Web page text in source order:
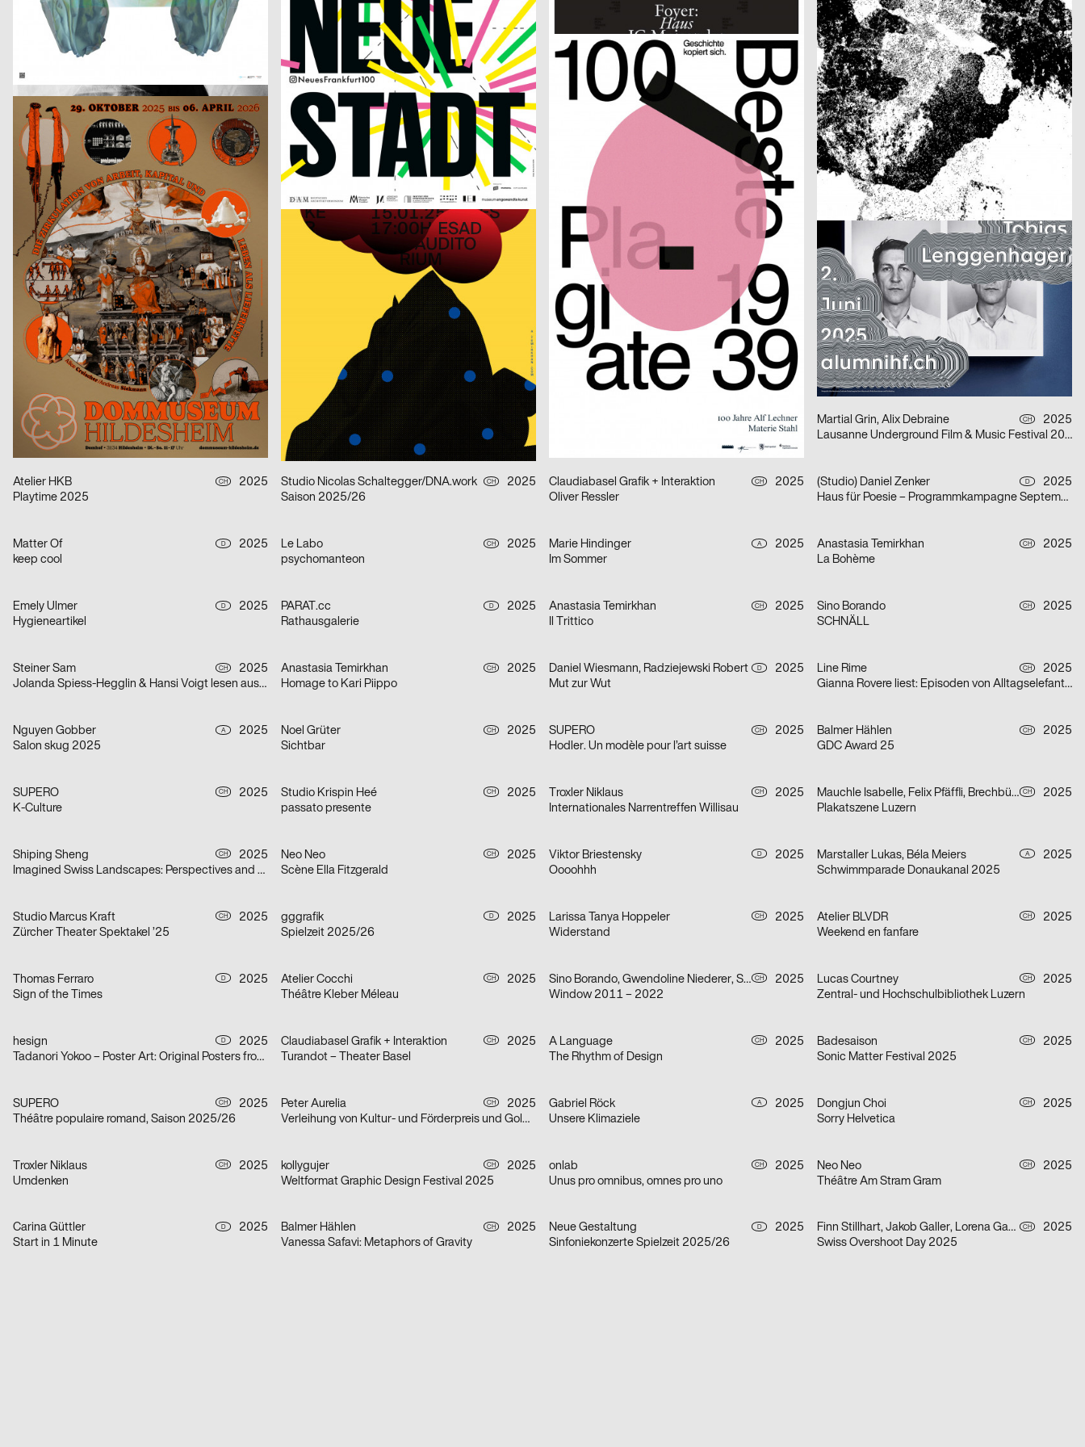
Claudiabasel Grafik + Interaktion CH Kerschbaum Philip, Fawad Qadire CH
2025
Fachreferat von Digitec Galaxus „Fast alles für fast jede*n“
Roland Radschopf, Florian Kowatz A
2025
100 Beste Plagiate – Geschichte kopiert sich
Modo GmbH CH
2025
Alex Hanimann in der Produktionshalle von Tobias Lenggenhager
Studio Yannick Nuss D
2025
Anastasia Temirkhan CH
2025
ESAD Conference. Semantic Shapes
2025
Alf Lechner 100 – Materie Stahl
Jeremy Traun
2025
Buy Buy Culture
Badesaison
1. Mai 2025
Michel Domeisen, Emily Horrolt, Hannah Klarer
2025
Dario Argento, Filmpodium Zürich
Studio Speranza CH
2025
Elian Zeitel + Itakiry
DWA Graphic design department
2025
Amol K Patil: Many Kilometres – Several Words
Johnson / Kingston
2025
Fumetto Comic Festival 2025
Onari Projects
2025
Confoederatio
Wagenbreth Henning
2025
30 Jahre Haus Schwarzenberg
Balmer Hählen CH
2025
Anna Fasshauer: Done!
FLAG Aubry/Broquard CH
2025
CONFOEDERATIO
Shiping Sheng CH
2025
From Letter to Gesture
Alexandra Trinkl
Die Würde aller Menschen ist unantastbar.
Benoît Brun CH
2025
ECAL Open Day 2025
Neue Gestaltung D
2025
Die unendliche Geschichte
Ltd. Ltd. A
2025
Heim Test, test Heim
Abhash Mittal CH
2025
Kein Kino Lecture Series FS25
PANK CH
2025
Oxytocin
cyan
2025
Potsa Lotsa
D
2025
Martial Grin, Alix Debraine CH
2025
Lausanne Underground Film & Music Festival 2025
Atelier HKB CH
2025
Playtime 2025
Studio Nicolas Schaltegger/DNA.work CH
2025
Saison 2025/26
Claudiabasel Grafik + Interaktion CH
2025
Oliver Ressler
(Studio) Daniel Zenker D
2025
Haus für Poesie – Programmkampagne September/Oktober 2025
Matter Of D
2025
keep cool
Le Labo CH
2025
psychomanteon
Marie Hindinger A
2025
Im Sommer
Anastasia Temirkhan CH
2025
La Bohème
Emely Ulmer D
2025
Hygieneartikel
PARAT.cc D
2025
Rathausgalerie
Anastasia Temirkhan CH
2025
Il Trittico
Sino Borando CH
2025
SCHNÄLL
Steiner Sam CH
2025
Jolanda Spiess-Hegglin & Hansi Voigt lesen aus „Meistgeklickt“
Anastasia Temirkhan CH
2025
Homage to Kari Piippo
Daniel Wiesmann, Radziejewski Robert D
2025
Mut zur Wut
Line Rime CH
2025
Gianna Rovere liest: Episoden von Alltagselefanten
Nguyen Gobber A
2025
Salon skug 2025
Noel Grüter CH
2025
Sichtbar
SUPERO CH
2025
Hodler. Un modèle pour l’art suisse
Balmer Hählen CH
2025
GDC Award 25
SUPERO CH
2025
K-Culture
Studio Krispin Heé CH
2025
passato presente
Troxler Niklaus CH
2025
Internationales Narrentreffen Willisau
Mauchle Isabelle, Felix Pfäffli, Brechbühl Erich CH
2025
Plakatszene Luzern
Shiping Sheng CH
2025
Imagined Swiss Landscapes: Perspectives and Edges in Image Collage
Neo Neo CH
2025
Scène Ella Fitzgerald
Viktor Briestensky D
2025
Oooohhh
Marstaller Lukas, Béla Meiers A
2025
Schwimmparade Donaukanal 2025
Studio Marcus Kraft CH
2025
Zürcher Theater Spektakel ’25
gggrafik D
2025
Spielzeit 2025/26
Larissa Tanya Hoppeler CH
2025
Widerstand
Atelier BLVDR CH
2025
Weekend en fanfare
Thomas Ferraro D
2025
Sign of the Times
Atelier Cocchi CH
2025
Théâtre Kleber Méleau
Sino Borando, Gwendoline Niederer, Serafina Räber CH
2025
Window 2011 – 2022
Lucas Courtney CH
2025
Zentral- und Hochschulbibliothek Luzern
hesign D
2025
Tadanori Yokoo – Poster Art: Original Posters from 1965 – 2025
Claudiabasel Grafik + Interaktion CH
2025
Turandot – Theater Basel
A Language CH
2025
The Rhythm of Design
Badesaison CH
2025
Sonic Matter Festival 2025
SUPERO CH
2025
Théâtre populaire romand, Saison 2025/26
Peter Aurelia CH
2025
Verleihung von Kultur- und Förderpreis und Goldener Ehrenmedaille 2025 des Kantons Zürich
Gabriel Röck A
2025
Unsere Klimaziele
Dongjun Choi CH
2025
Sorry Helvetica
Troxler Niklaus CH
2025
Umdenken
kollygujer CH
2025
Weltformat Graphic Design Festival 2025
onlab CH
2025
Unus pro omnibus, omnes pro uno
Neo Neo CH
2025
Théâtre Am Stram Gram
Carina Güttler D
2025
Start in 1 Minute
Balmer Hählen CH
2025
Vanessa Safavi: Metaphors of Gravity
Neue Gestaltung D
2025
Sinfoniekonzerte Spielzeit 2025/26
Finn Stillhart, Jakob Galler, Lorena Gamper CH
2025
Swiss Overshoot Day 2025